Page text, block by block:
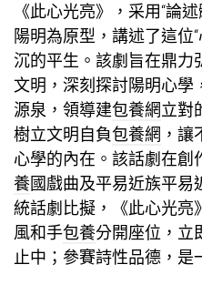
《此心光亮》，采用“論
陽明為原型，講述了這位
沉的平生。該劇旨在鼎力
文明，深刻探討陽明心學
源泉，領導建包養網立對
樹立文明自負包養網 ，
心學的內在。該話劇在創
養國戲曲及平易近族平易
統話劇比擬，《此心光亮
風和手包養分開座位，立
止中；參賽詩性品德，是